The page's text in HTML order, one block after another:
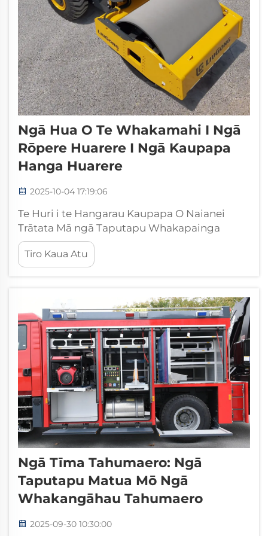
Ngā Hua O Te Whakamahi I Ngā
Rōpere Huarere I Ngā Kaupapa
Hanga Huarere
2025-10-04 17:19:06
Te Huri i te Hangarau Kaupapa O Naianei
Trātata Mā ngā Taputapu Whakapainga
Matatau Ka haere tonu te ahumahi hanga me
ngā aronga hou me ngā taputapu e
whakanui ana i te maru o te kaupapa me te
Tiro Kaua Atu
Ngā Tīma Tahumaero: Ngā
Taputapu Matua Mō Ngā
Whakangāhau Tahumaero
2025-09-30 10:30:00